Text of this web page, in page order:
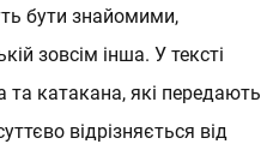
бути знайомими,
зовсім інша. У тексті
та катакана, які передають
відрізняється від